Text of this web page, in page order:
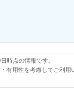
時点の情報です。
有用性を考慮してご利用